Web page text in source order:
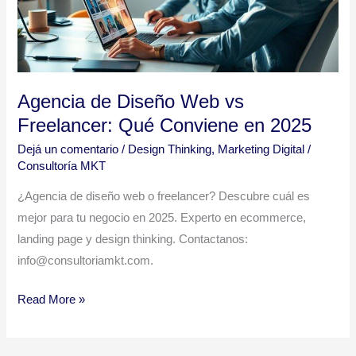
Agencia de Diseño Web vs
Freelancer: Qué Conviene en 2025
Dejá un comentario / Design Thinking, Marketing Digital /
Consultoría MKT
¿Agencia de diseño web o freelancer? Descubre cuál es
mejor para tu negocio en 2025. Experto en ecommerce,
landing page y design thinking. Contactanos:
info@consultoriamkt.com.
Freelancer:
Qué
Conviene
en
2025
Read More »